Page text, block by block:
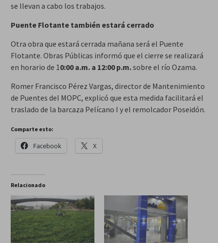
se llevan a cabo los trabajos.
Puente Flotante también estará cerrado
Otra obra que estará cerrada mañana será el Puente
Flotante. Obras Públicas informó que el cierre se realizará
en horario de 1 0:00 a.m. a 12:00 p.m.sobre el río Ozama.
Romer Francisco Pérez Vargas, director de Mantenimiento
de Puentes del MOPC, explicó que esta medida facilitará el
traslado de la barcaza Pelícano I y el remolcador Poseidón.
Comparte esto:
Facebook X
Relacionado